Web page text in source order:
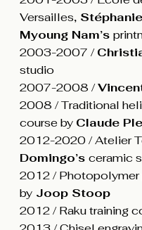
Versailles,
Myoung Nam’s
2003-2007 /
studio
2007-2008 /
2008 / Traditional
course by Claude
2012-2020 / Atelier
Domingo’s ceramic
2012 / Photopolymer
by Joop Stoop
2012 / Raku training